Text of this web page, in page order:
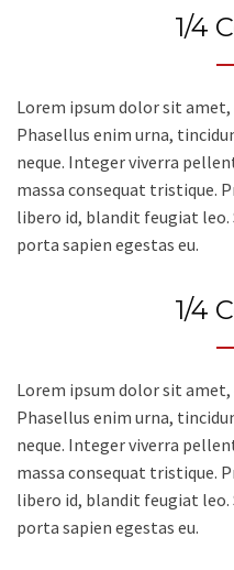
1/4
Lorem ipsum dolor sit
Phasellus enim urna,
neque. Integer viverra
massa consequat tristique.
libero id, blandit feugiat leo.
porta sapien egestas eu.
1/4
Lorem ipsum dolor sit
Phasellus enim urna,
neque. Integer viverra
massa consequat tristique.
libero id, blandit feugiat leo.
porta sapien egestas eu.